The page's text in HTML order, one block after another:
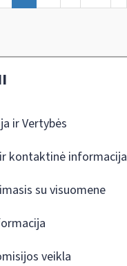
ir Vertybės
kontaktinė informacija
su visuomene
veikla